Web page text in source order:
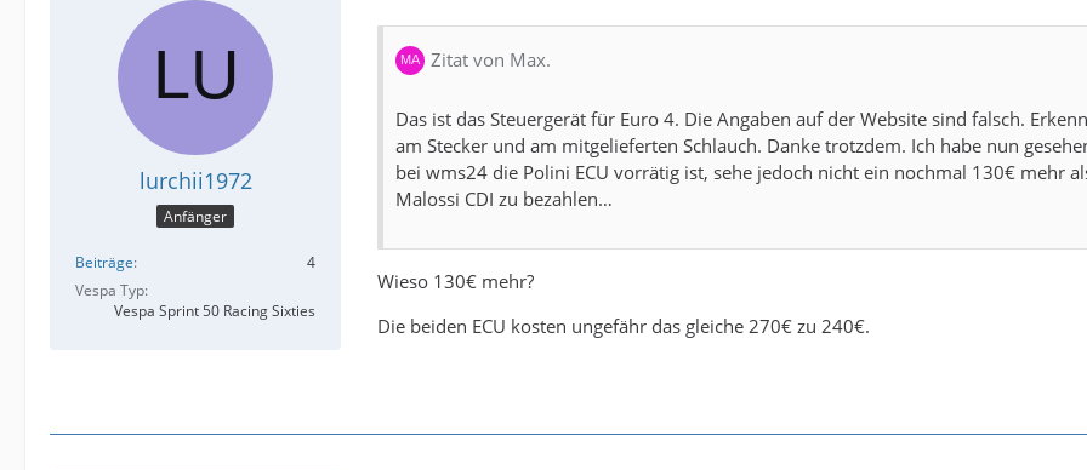
lurchii1972
Anfänger
Beiträge
4
Vespa Typ
Vespa Sprint 50 Racing Sixties
Zitat von Max.
Das ist das Steuergerät für Euro 4. Die Angaben auf der Website sind falsch.
am Stecker und am mitgelieferten Schlauch. Danke trotzdem. Ich habe nun
bei wms24 die Polini ECU vorrätig ist, sehe jedoch nicht ein nochmal 130€ mehr
Malossi CDI zu bezahlen…
Wieso 130€ mehr?
Die beiden ECU kosten ungefähr das gleiche 270€ zu 240€.